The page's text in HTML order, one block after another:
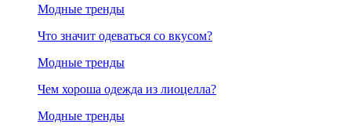
Модные тренды
Что значит одеваться со вкусом?
Модные тренды
Чем хороша одежда из лиоцелла?
Модные тренды